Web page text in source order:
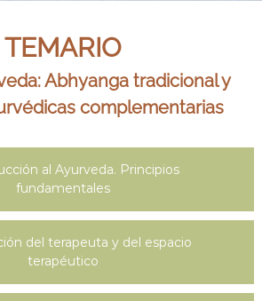
TEMARIO
Abhyanga tradicional y
complementarias
al Ayurveda. Principios
fundamentales
del terapeuta y del espacio
terapéutico